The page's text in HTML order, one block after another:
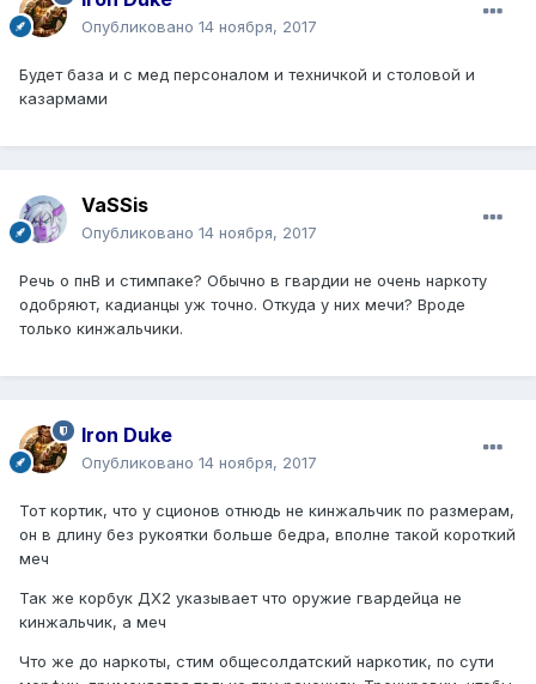
Опубликовано 14 ноября, 2017
Будет база и с мед персоналом и техничкой и столовой и
казармами
VaSSis
Опубликовано 14 ноября, 2017
Речь о пнВ и стимпаке? Обычно в гвардии не очень наркоту
одобряют, кадианцы уж точно. Откуда у них мечи? Вроде
только кинжальчики.
Iron Duke
Опубликовано 14 ноября, 2017
Тот кортик, что у сционов отнюдь не кинжальчик по размерам,
он в длину без рукоятки больше бедра, вполне такой короткий
меч
Так же корбук ДХ2 указывает что оружие гвардейца не
кинжальчик, а меч
Что же до наркоты, стим общесолдатский наркотик, по сути